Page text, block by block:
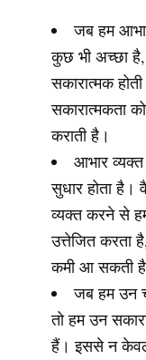
जब हम
कुछ भी अच्छा
सकारात्मक
सकारात्मकता
कराती है।
आभार
सुधार होता है।
व्यक्त करने से
उत्तेजित करता
कमी आ सकती
जब हम उन
तो हम उन
हैं। इससे न केवल